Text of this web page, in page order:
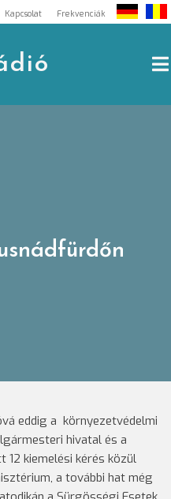
Kapcsolat Frekvenciák
eddig a környezetvédelmi
hivatal és a
kiemelési kérés közül
a további hat még